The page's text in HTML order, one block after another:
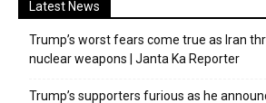
Latest News
Trump’s worst fears come true as Iran
nuclear weapons | Janta Ka Reporter
Trump’s supporters furious as he